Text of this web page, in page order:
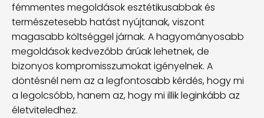
fémmentes megoldások esztétikusabbak és
természetesebb hatást nyújtanak, viszont
magasabb költséggel járnak. A hagyományosabb
megoldások kedvezőbb árúak lehetnek, de
bizonyos kompromisszumokat igényelnek. A
döntésnél nem az a legfontosabb kérdés, hogy mi
a legolcsóbb, hanem az, hogy mi illik leginkább az
életviteledhez.